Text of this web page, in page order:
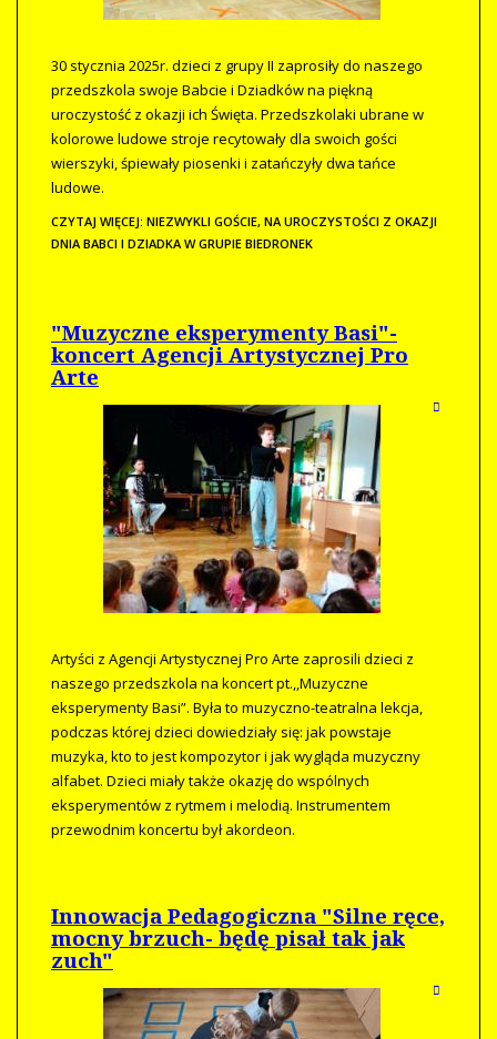
30 stycznia 2025r. dzieci z grupy II zaprosiły do naszego
przedszkola swoje Babcie i Dziadków na piękną
uroczystość z okazji ich Święta. Przedszkolaki ubrane w
kolorowe ludowe stroje recytowały dla swoich gości
wierszyki, śpiewały piosenki i zatańczyły dwa tańce
ludowe.
CZYTAJ WIĘCEJ: NIEZWYKLI GOŚCIE, NA UROCZYSTOŚCI Z OKAZJI
DNIA BABCI I DZIADKA W GRUPIE BIEDRONEK
"Muzyczne eksperymenty Basi"-
koncert Agencji Artystycznej Pro
Arte
Artyści z Agencji Artystycznej Pro Arte zaprosili dzieci z
naszego przedszkola na koncert pt.,,Muzyczne
eksperymenty Basi”. Była to muzyczno-teatralna lekcja,
podczas której dzieci dowiedziały się: jak powstaje
muzyka, kto to jest kompozytor i jak wygląda muzyczny
alfabet. Dzieci miały także okazję do wspólnych
eksperymentów z rytmem i melodią. Instrumentem
przewodnim koncertu był akordeon.
Innowacja Pedagogiczna "Silne ręce,
mocny brzuch- będę pisał tak jak
zuch"